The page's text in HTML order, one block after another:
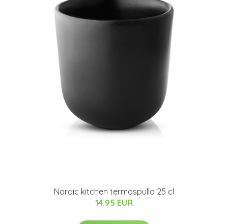
Nordic kitchen termospullo 25 cl
14.95 EUR